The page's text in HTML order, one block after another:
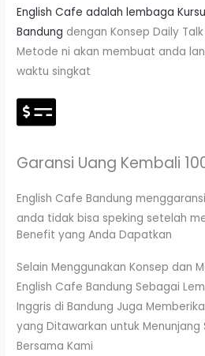
English Cafe adalah lembaga
Bandung dengan Konsep Daily
Metode ni akan membuat anda
waktu singkat
Garansi Uang Kembali
English Cafe Bandung
anda tidak bisa speking setelah
Benefit yang Anda Dapatkan
Selain Menggunakan Konsep dan
English Cafe Bandung Sebagai
Inggris di Bandung Juga
yang Ditawarkan untuk
Bersama Kami